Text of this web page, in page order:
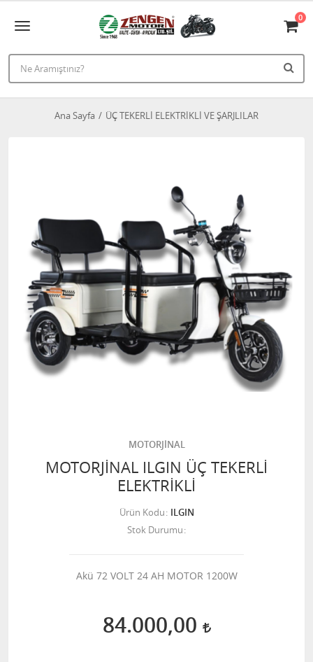
0
Ana Sayfa ÜÇ TEKERLİ ELEKTRİKLİ VE ŞARJLILAR
MOTORJİNAL
MOTORJİNAL ILGIN ÜÇ TEKERLİ
ELEKTRİKLİ
Ürün Kodu ILGIN
Stok Durumu
Akü 72 VOLT 24 AH MOTOR 1200W
84.000,00